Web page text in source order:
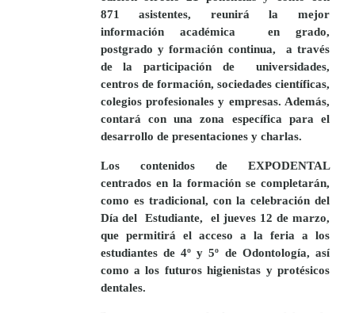
871 asistentes, reunirá la mejor
información académica
en grado,
postgrado y formación continua,
a través
de la participación de
universidades,
centros de formación, sociedades científicas,
colegios profesionales y empresas. Además,
contará con una zona específica para el
desarrollo de presentaciones y charlas.
Los contenidos de EXPODENTAL
centrados en la formación se completarán,
como es tradicional, con la celebración del
Día del
Estudiante,
el jueves 12 de marzo,
que permitirá el acceso a la feria a los
estudiantes de 4º y 5º de Odontología, así
como a los futuros higienistas y protésicos
dentales.